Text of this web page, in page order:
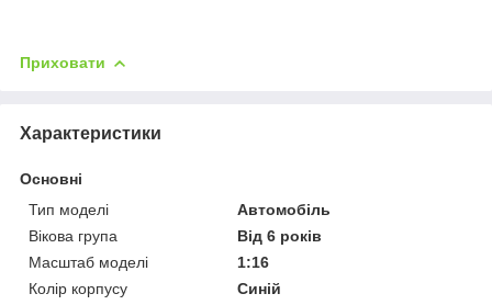
Приховати
Характеристики
Основні
Тип моделі
Автомобіль
Вікова група
Від 6 років
Масштаб моделі
1:16
Колір корпусу
Синій